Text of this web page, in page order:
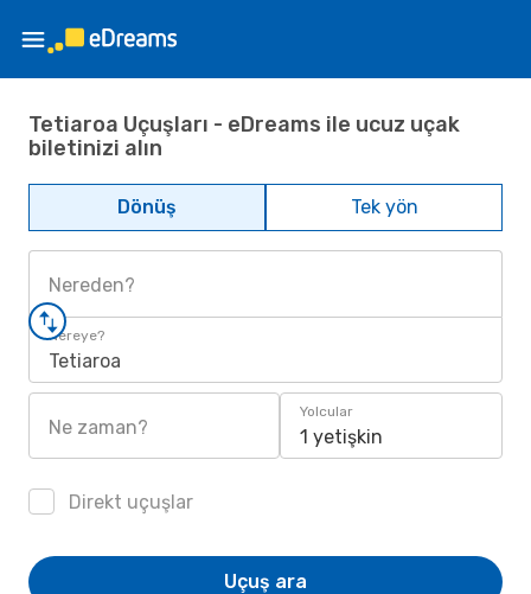
Tetiaroa Uçuşları - eDreams ile ucuz uçak
biletinizi alın
Dönüş Tek yön
Nereden?
Nereye?
Tetiaroa
Ne zaman?
Yolcular
1 yetişkin
Direkt uçuşlar
Uçuş ara